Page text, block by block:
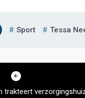
Sport Tessa
trakteert